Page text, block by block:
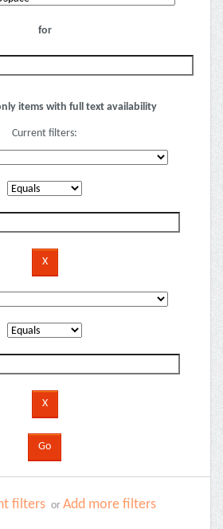
for
items with full text availability
Current filters:
filters or Add more filters